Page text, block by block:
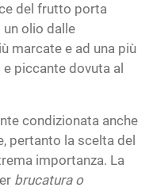
del frutto porta
olio dalle
marcate e ad una più
piccante dovuta al
condizionata anche
pertanto la scelta del
importanza. La
brucatura o